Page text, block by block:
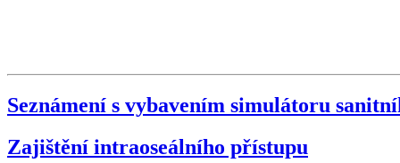
Seznámení s vybavením simulátoru
Zajištění intraoseálního přístupu